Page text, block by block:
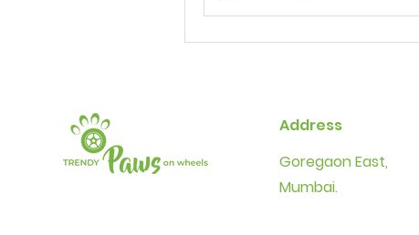
Address
Goregaon East,
Mumbai.